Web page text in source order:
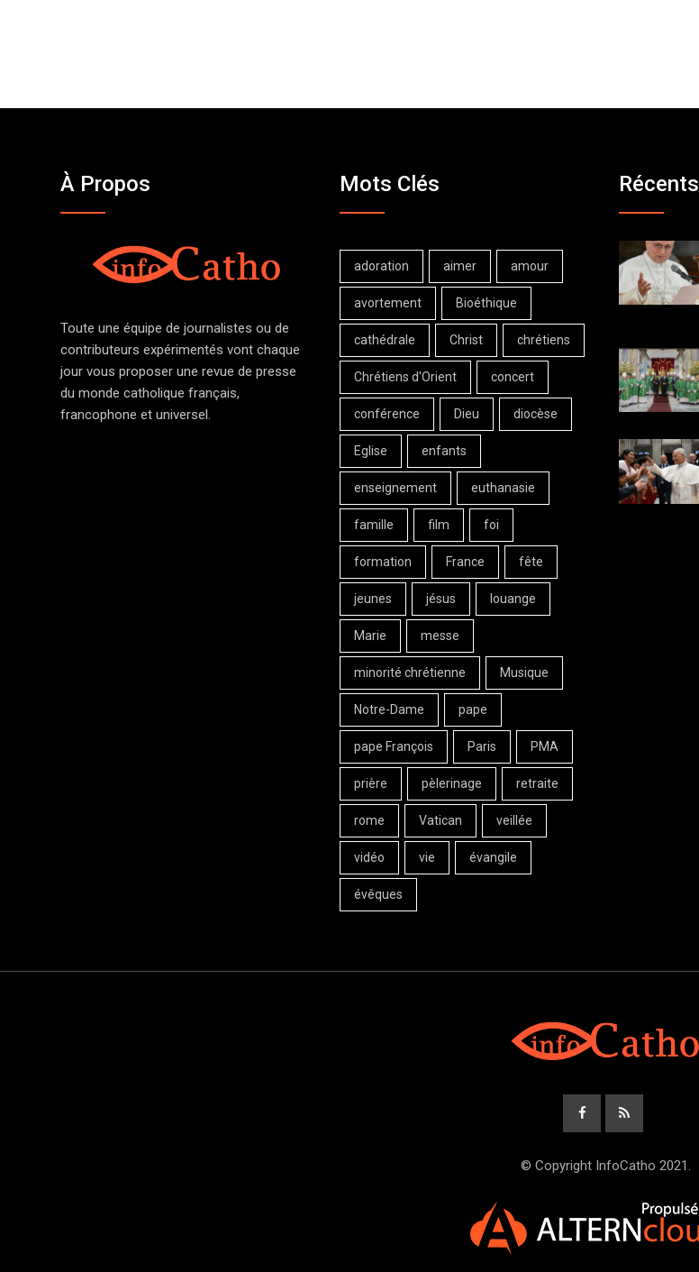
À Propos
Toute une équipe de journalistes ou de
contributeurs expérimentés vont chaque
jour vous proposer une revue de presse
du monde catholique français,
francophone et universel.
Mots Clés
adoration aimer amour
avortement Bioéthique
cathédrale Christ chrétiens
Chrétiens d'Orient concert
conférence Dieu diocèse
Eglise enfants
enseignement euthanasie
famille film foi
formation France fête
jeunes jésus louange
Marie messe
minorité chrétienne Musique
Notre-Dame pape
pape François Paris PMA
prière pèlerinage retraite
rome Vatican veillée
vidéo vie évangile
évêques
Récents
© Copyright InfoCatho 2021.